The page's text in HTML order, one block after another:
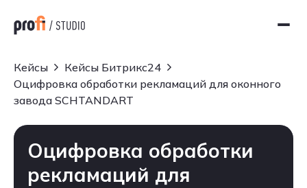
Кейсы
Кейсы Битрикс24
Оцифровка обработки рекламаций для оконного
завода SCHTANDART
Оцифровка обработки
рекламаций для